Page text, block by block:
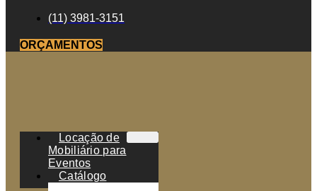
(11) 3981-3151
ORÇAMENTOS
Locação de
Mobiliário para
Eventos
Catálogo